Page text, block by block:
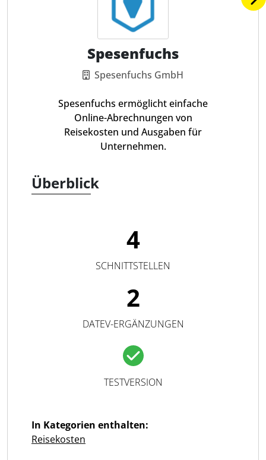
Spesenfuchs
Spesenfuchs GmbH
Spesenfuchs ermöglicht einfache
Online-Abrechnungen von
Reisekosten und Ausgaben für
Unternehmen.
Überblick
4
SCHNITTSTELLEN
2
DATEV-ERGÄNZUNGEN
TESTVERSION
In Kategorien enthalten:
Reisekosten